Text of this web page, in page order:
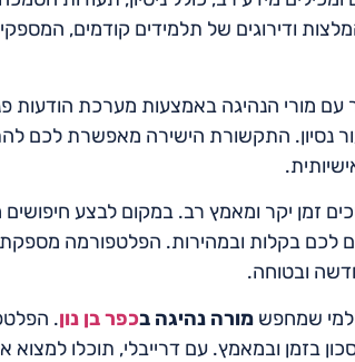
ודירוגים של תלמידים קודמים,
עם מורי הנהיגה באמצעות מערכת הודעות
נסיון. התקשורת הישירה מאפשרת לכם
זמן יקר ומאמץ רב. במקום לבצע חיפושים
לכם בקלות ובמהירות. הפלטפורמה
ובטוחה.
למי שמחפש מורה נהיגה בכפר בן נון.
בזמן ובמאמץ. עם דרייבלי, תוכלו